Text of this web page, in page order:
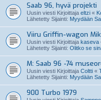
Saab 96, hyvä projekti
Uusin viesti Kirjoittaja eltzi «
Lähetetty Sijainti: Myydään
Viiru Griffin-wagon
Uusin viesti Kirjoittaja kaseva
Lähetetty Sijainti: Olitko se
M: Saab 96 -74
Uusin viesti Kirjoittaja Coltti «
Lähetetty Sijainti: Myydään
900 Turbo 1979